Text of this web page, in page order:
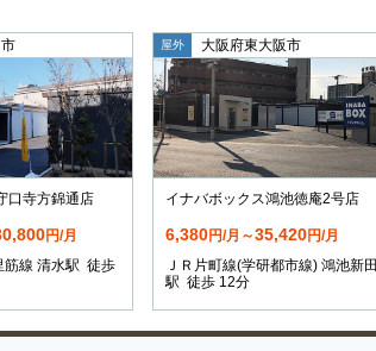
口寺方錦通店
円/月
筋線 清水駅 徒歩
屋外 大阪府東大阪市
イナバボックス鴻池徳庵2号店
6,380円/月～35,420円/月
ＪＲ片町線(学研都市線) 鴻池新田
駅 徒歩 12分